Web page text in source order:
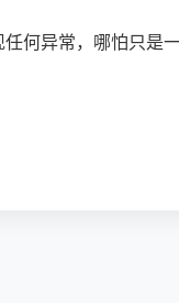
何异常，哪怕只是